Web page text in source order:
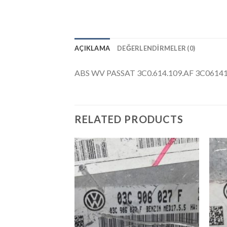
AÇIKLAMA DEĞERLENDIRMELER (0)
ABS WV PASSAT 3C0.614.109.AF
RELATED PRODUCTS
İstek
Listeme
Ekle